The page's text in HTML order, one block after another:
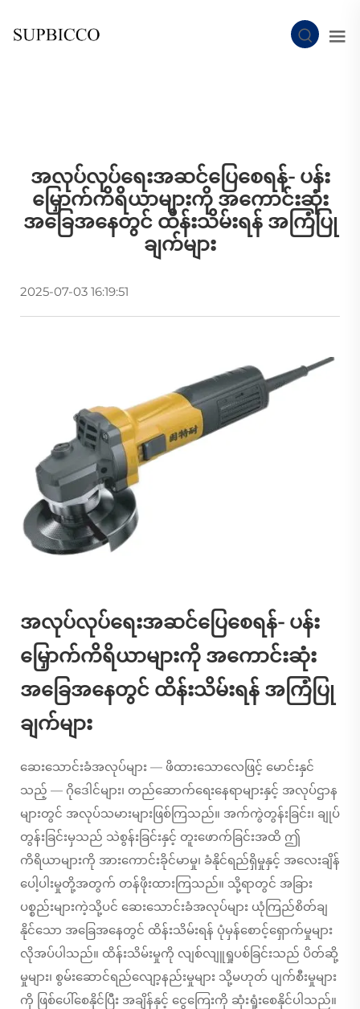
အလုပ်လုပ်ရေးအဆင်ပြေစေရန်- ပန်း
မြှောက်ကိရိယာများကို အကောင်းဆုံး
အခြေအနေတွင် ထိန်းသိမ်းရန် အကြံပြု
ချက်များ
2025-07-03 16:19:51
အလုပ်လုပ်ရေးအဆင်ပြေစေရန်- ပန်း
မြှောက်ကိရိယာများကို အကောင်းဆုံး
အခြေအနေတွင် ထိန်းသိမ်းရန် အကြံပြု
ချက်များ
ဆေးသောင်းခံအလုပ်များ — ဖိထားသောလေဖြင့် မောင်းနှင်
သည့် — ဂိုဒေါင်များ၊ တည်ဆောက်ရေးနေရာများနှင့် အလုပ်ဌာန
များတွင် အလုပ်သမားများဖြစ်ကြသည်။ အက်ကွဲတွန်းခြင်း၊ ချုပ်
တွန်းခြင်းမှသည် သဲစွန်းခြင်းနှင့် တူးဖောက်ခြင်းအထိ ဤ
ကိရိယာများကို အားကောင်းခိုင်မာမှု၊ ခံနိုင်ရည်ရှိမှုနှင့် အလေးချိန်
ပေါ့ပါးမှုတို့အတွက် တန်ဖိုးထားကြသည်။ သို့ရာတွင် အခြား
ပစ္စည်းများကဲ့သို့ပင် ဆေးသောင်းခံအလုပ်များ ယုံကြည်စိတ်ချ
နိုင်သော အခြေအနေတွင် ထိန်းသိမ်းရန် ပုံမှန်စောင့်ရှောက်မှုများ
လိုအပ်ပါသည်။ ထိန်းသိမ်းမှုကို လျစ်လျူရှုပစ်ခြင်းသည် ပိတ်ဆို့
မှုများ၊ စွမ်းဆောင်ရည်လျော့နည်းမှုများ သို့မဟုတ် ပျက်စီးမှုများ
ကို ဖြစ်ပေါ်စေနိုင်ပြီး အချိန်နှင့် ငွေကြေးကို ဆုံးရှုံးစေနိုင်ပါသည်။